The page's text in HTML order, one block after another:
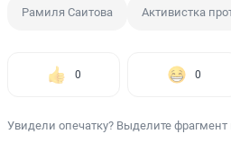
Рамиля Саитова Активистка
0 0
Увидели опечатку? Выделите